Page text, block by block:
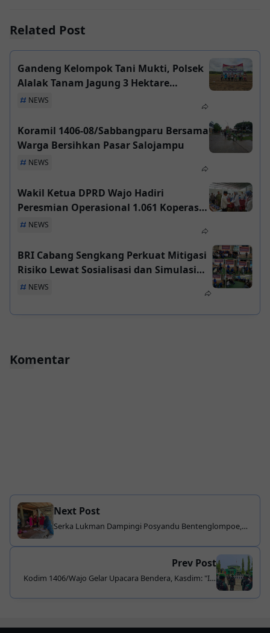
Related Post
Gandeng Kelompok Tani Mukti, Polsek
Alalak Tanam Jagung 3 Hektare
Dukung Ketahanan Pangan
NEWS
Koramil 1406-08/Sabbangparu Bersama
Warga Bersihkan Pasar Salojampu
NEWS
Wakil Ketua DPRD Wajo Hadiri
Peresmian Operasional 1.061 Koperasi
Desa/Kelurahan Merah Putih
NEWS
BRI Cabang Sengkang Perkuat Mitigasi
Risiko Lewat Sosialisasi dan Simulasi
Penanggulangan Banjir
NEWS
Komentar
Next Post
Serka Lukman Dampingi Posyandu Bentenglompoe,
Prev Post
Kodim 1406/Wajo Gelar Upacara Bendera, Kasdim: "Ini